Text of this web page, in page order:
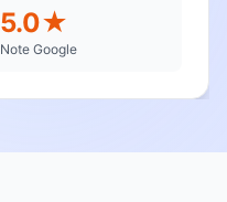
5.0★
Note Google